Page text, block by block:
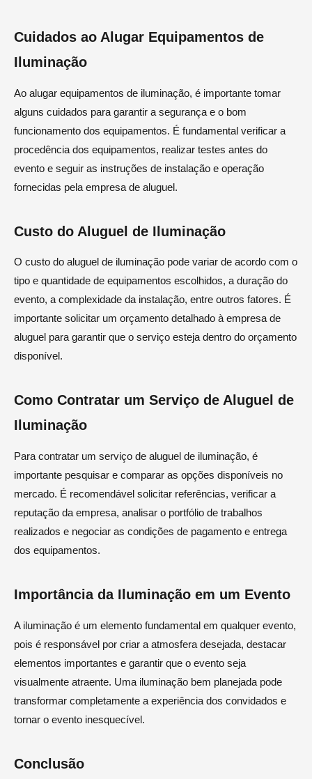
Cuidados ao Alugar Equipamentos de
Iluminação
Ao alugar equipamentos de iluminação, é importante tomar
alguns cuidados para garantir a segurança e o bom
funcionamento dos equipamentos. É fundamental verificar a
procedência dos equipamentos, realizar testes antes do
evento e seguir as instruções de instalação e operação
fornecidas pela empresa de aluguel.
Custo do Aluguel de Iluminação
O custo do aluguel de iluminação pode variar de acordo com o
tipo e quantidade de equipamentos escolhidos, a duração do
evento, a complexidade da instalação, entre outros fatores. É
importante solicitar um orçamento detalhado à empresa de
aluguel para garantir que o serviço esteja dentro do orçamento
disponível.
Como Contratar um Serviço de Aluguel de
Iluminação
Para contratar um serviço de aluguel de iluminação, é
importante pesquisar e comparar as opções disponíveis no
mercado. É recomendável solicitar referências, verificar a
reputação da empresa, analisar o portfólio de trabalhos
realizados e negociar as condições de pagamento e entrega
dos equipamentos.
Importância da Iluminação em um Evento
A iluminação é um elemento fundamental em qualquer evento,
pois é responsável por criar a atmosfera desejada, destacar
elementos importantes e garantir que o evento seja
visualmente atraente. Uma iluminação bem planejada pode
transformar completamente a experiência dos convidados e
tornar o evento inesquecível.
Conclusão